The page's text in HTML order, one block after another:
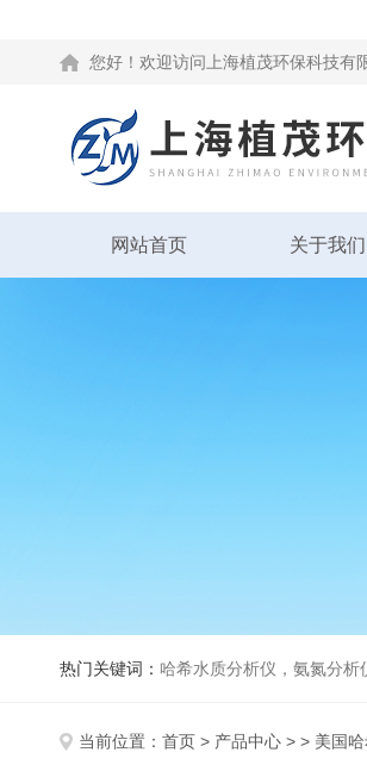
您好！欢迎访问上海植茂环保科技有
网站首页 关于我们
热门关键词： 哈希水质分析仪，氨氮分
当前位置： 首页 > 产品中心 > > 美国